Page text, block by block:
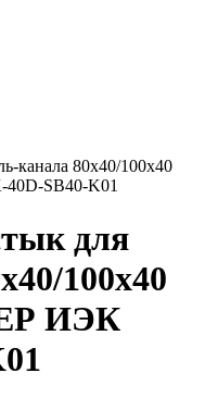
канала 80х40/100х40
SB40-K01
для
100х40
ИЭК